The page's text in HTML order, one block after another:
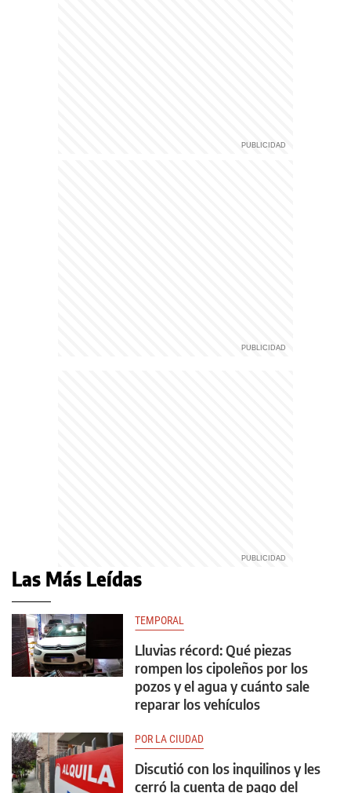
Las Más Leídas
TEMPORAL
Lluvias récord: Qué piezas
rompen los cipoleños por los
pozos y el agua y cuánto sale
reparar los vehículos
POR LA CIUDAD
Discutió con los inquilinos y les
cerró la cuenta de pago del